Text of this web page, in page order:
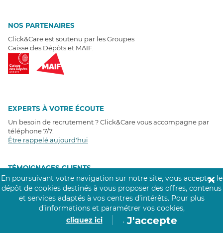
NOS PARTENAIRES
Click&Care est soutenu par les Groupes
Caisse des Dépôts et MAIF.
EXPERTS À VOTRE ÉCOUTE
Un besoin de recrutement ? Click&Care vous accompagne par
téléphone 7/7
Être rappelé aujourd'hui
TÉMOIGNAGES CLIENTS
4,6 /5
Avis clientsrécoltés sur
Google
En poursuivant votre navigation sur notre site, vous acceptez le
dépôt de cookies destinés à vous proposer des offres, contenus
et services adaptés à vos centres d’intérêts. Pour plus
d’informations et paramétrer vos cookies,
cliquez ici
. J'accepte
✕